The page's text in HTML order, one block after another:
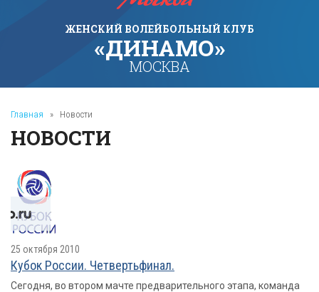
ЖЕНСКИЙ ВОЛЕЙБОЛЬНЫЙ КЛУБ
«ДИНАМО»
МОСКВА
Главная » Новости
НОВОСТИ
25 октября 2010
Кубок России. Четвертьфинал.
Сегодня, во втором мачте предварительного этапа, команда